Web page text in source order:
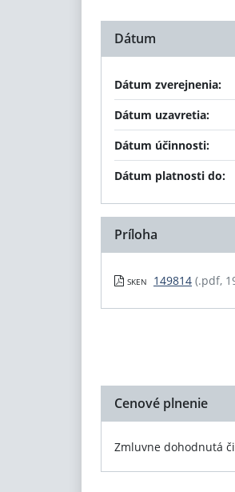
Dátum
Dátum zverejnenia:
Dátum uzavretia:
Dátum účinnosti:
Dátum platnosti do:
Príloha
SKEN 149814 (.pdf,
Cenové plnenie
Zmluvne dohodnutá